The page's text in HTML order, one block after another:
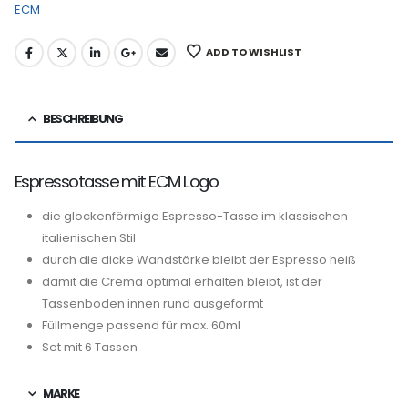
ECM
ADD TO WISHLIST
BESCHREIBUNG
Espressotasse mit ECM Logo
die glockenförmige Espresso-Tasse im klassischen
italienischen Stil
durch die dicke Wandstärke bleibt der Espresso heiß
damit die Crema optimal erhalten bleibt, ist der
Tassenboden innen rund ausgeformt
Füllmenge passend für max. 60ml
Set mit 6 Tassen
MARKE